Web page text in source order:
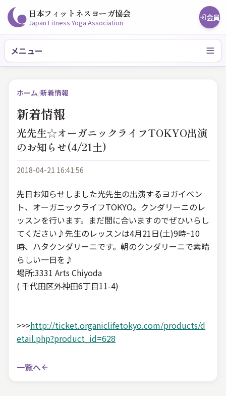
日本フィットネスヨーガ協会
Japan Fitness Yoga Association 会員
メニュー
ホーム/新着情報
新着情報
光先生☆オーガニックライフTOKYO出演
のお知らせ(4/21土)
2018-04-21 16:41:56
先日お知らせしました光先生の出演するヨガイベン
ト、オーガニックライフTOKYO。クンダリーニのレ
ッスンを行います。まだ間に合いますのでぜひいらし
てください♪先生のレッスンは4月21日(土)9時~10
時、ハタクンダリーニです。朝のクンダリーニで素晴
らしい一日を♪
場所:3331 Arts Chiyoda
( 千代田区外神田6丁目11-4)
>>>http://ticket.organiclifetokyo.com/products/d
etail.php?product_id=628
一覧へ